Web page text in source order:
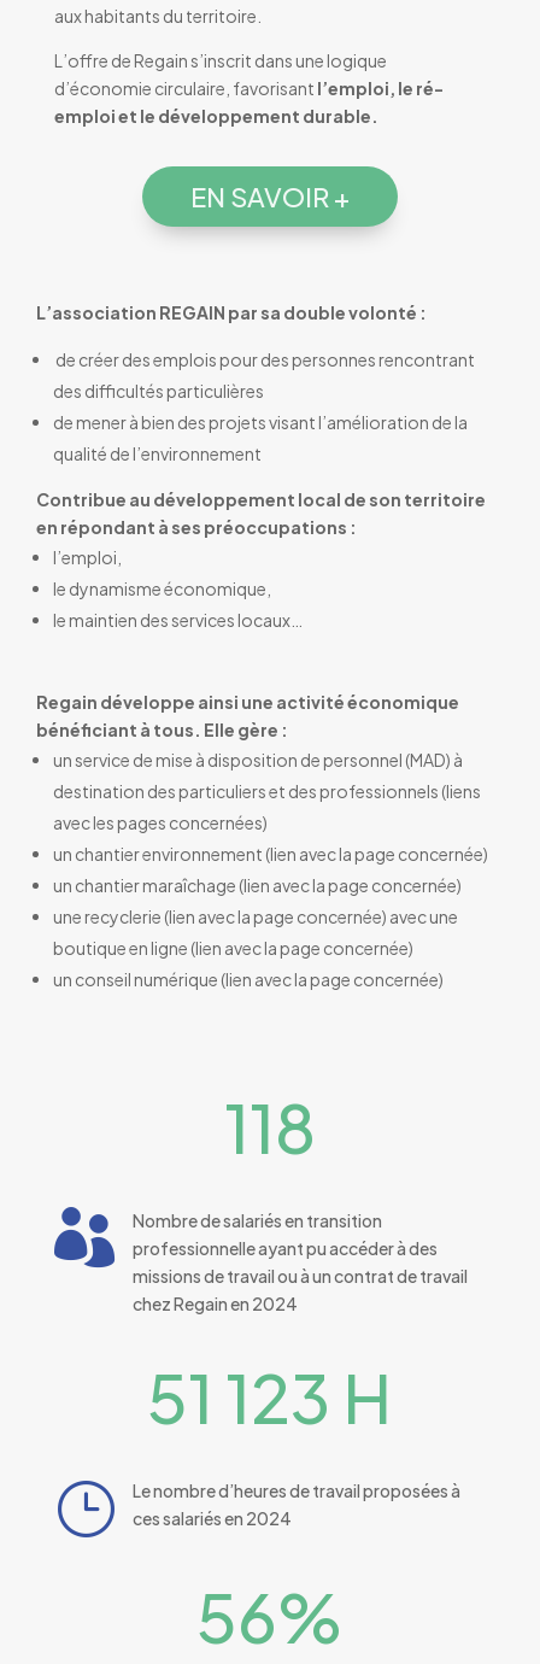
aux habitants du territoire.
L’offre de Regains’inscrit dans une logique
d’économie circulaire, favorisant l’emploi, le ré-
emploi et le développement durable.
EN SAVOIR +
L’association REGAIN par sa double volonté :
de créer des emplois pour des personnes rencontrant
des difficultés particulières
de mener à bien des projets visant l’amélioration de la
qualité de l’environnement
Contribue au développement local de son territoire
en répondant à ses préoccupations :
l’emploi,
le dynamisme économique,
le maintien des services locaux…
Regain développe ainsi une activité économique
bénéficiant à tous. Elle gère :
un service de mise à disposition de personnel (MAD) à
destination des particuliers et des professionnels (liens
avec les pages concernées)
un chantier environnement (lien avec la page concernée)
un chantier maraîchage (lien avec la page concernée)
une recyclerie (lien avec la page concernée) avec une
boutique en ligne (lien avec la page concernée)
un conseil numérique (lien avec la page concernée)
118

Nombre de salariés en transition
professionnelle ayant pu accéder à des
missions de travail ou à un contrat de travail
chez Regain en 2024
51 123 H
}
Le nombre d’heures de travail proposées à
ces salariés en 2024
56%